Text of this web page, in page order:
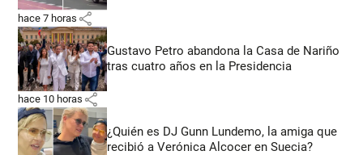
hace 7 horas share
Gustavo Petro abandona la Casa de Nariño
tras cuatro años en la Presidencia
hace 10 horas share
¿Quién es DJ Gunn Lundemo, la amiga que
recibió a Verónica Alcocer en Suecia?